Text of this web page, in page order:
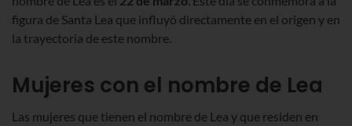
figura de Santa Lea que influyó directamente en el origen y en
la trayectoria de este nombre.
Mujeres con el nombre de Lea
Las mujeres que tienen el nombre de Lea y que residen en